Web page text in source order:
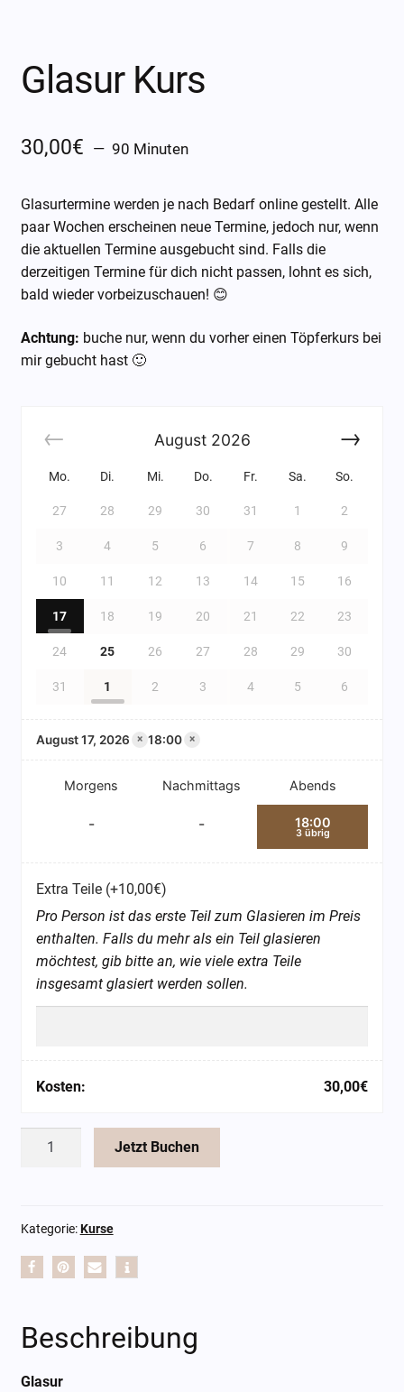
Glasur Kurs
30,00€ 90 Minuten
Glasurtermine werden je nach Bedarf online gestellt. Alle
paar Wochen erscheinen neue Termine, jedoch nur, wenn
die aktuellen Termine ausgebucht sind. Falls die
derzeitigen Termine für dich nicht passen, lohnt es sich,
bald wieder vorbeizuschauen! 😊
Achtung: buche nur, wenn du vorher einen Töpferkurs bei
mir gebucht hast 🙂
August 2026
Mo. Di. Mi. Do. Fr. Sa. So.
27 28 29 30 31 1 2
3 4 5 6 7 8 9
10 11 12 13 14 15 16
17 18 19 20 21 22 23
24 25 26 27 28 29 30
31 1 2 3 4 5 6
August 17, 2026 × 18:00 ×
Morgens
-
Nachmittags
-
Abends
18:00
3 übrig
Extra Teile (+10,00€)
Pro Person ist das erste Teil zum Glasieren im Preis
enthalten. Falls du mehr als ein Teil glasieren
möchtest, gib bitte an, wie viele extra Teile
insgesamt glasiert werden sollen.
Kosten: 30,00€
Glasur
Jetzt Buchen
Kategorie:Kurse
Beschreibung
Glasur